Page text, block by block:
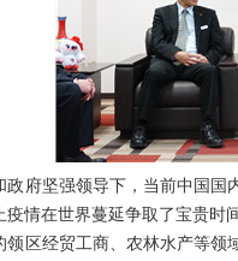
坚强领导下，当前中国国
情在世界蔓延争取了宝贵
经贸工商、农林水产等领